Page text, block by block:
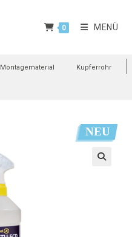
0 MENÜ
Montagematerial Kupferrohr
NEU